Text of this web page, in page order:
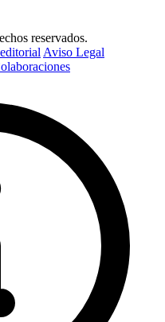
reservados.
Aviso Legal